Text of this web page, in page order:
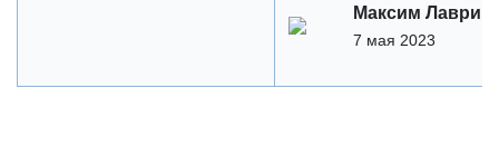
Максим
7 мая 2023